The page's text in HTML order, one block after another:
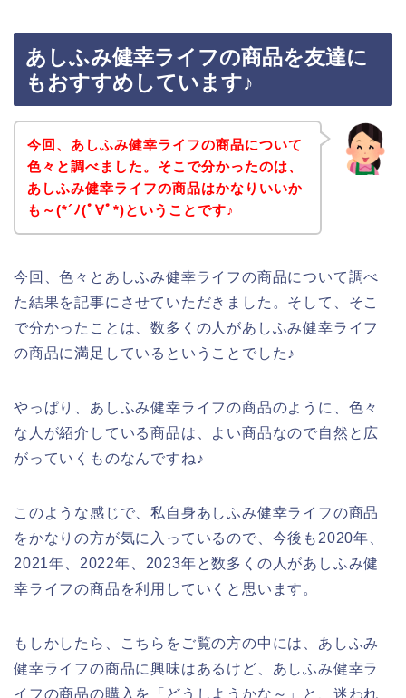
あしふみ健幸ライフの商品を友達に
もおすすめしています♪
今回、あしふみ健幸ライフの商品について
色々と調べました。そこで分かったのは、
あしふみ健幸ライフの商品はかなりいいか
も～(*´ﾉ(ﾟ∀ﾟ*)ということです♪
今回、色々とあしふみ健幸ライフの商品について調べ
た結果を記事にさせていただきました。そして、そこ
で分かったことは、数多くの人があしふみ健幸ライフ
の商品に満足しているということでした♪
やっぱり、あしふみ健幸ライフの商品のように、色々
な人が紹介している商品は、よい商品なので自然と広
がっていくものなんですね♪
このような感じで、私自身あしふみ健幸ライフの商品
をかなりの方が気に入っているので、今後も2020年、
2021年、2022年、2023年と数多くの人があしふみ健
幸ライフの商品を利用していくと思います。
もしかしたら、こちらをご覧の方の中には、あしふみ
健幸ライフの商品に興味はあるけど、あしふみ健幸ラ
イフの商品の購入を「どうしようかな～」と、迷われ